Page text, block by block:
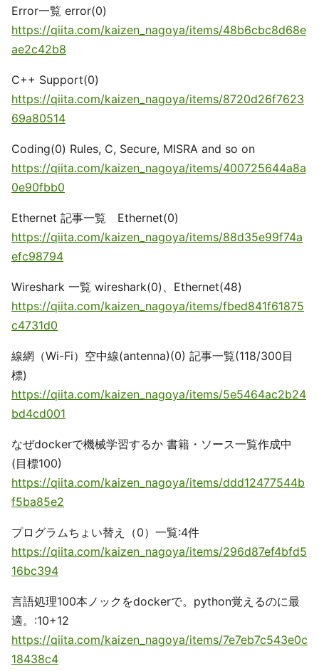
Error一覧 error(0)
https://qiita.com/kaizen_nagoya/items/48b6cbc8d68e
ae2c42b8
C++ Support(0)
https://qiita.com/kaizen_nagoya/items/8720d26f7623
69a80514
Coding(0) Rules, C, Secure, MISRA and so on
https://qiita.com/kaizen_nagoya/items/400725644a8a
0e90fbb0
Ethernet 記事一覧 Ethernet(0)
https://qiita.com/kaizen_nagoya/items/88d35e99f74a
efc98794
Wireshark 一覧 wireshark(0)、Ethernet(48)
https://qiita.com/kaizen_nagoya/items/fbed841f61875
c4731d0
線網（Wi-Fi）空中線(antenna)(0) 記事一覧(118/300目
標)
https://qiita.com/kaizen_nagoya/items/5e5464ac2b24
bd4cd001
なぜdockerで機械学習するか 書籍・ソース一覧作成中
(目標100)
https://qiita.com/kaizen_nagoya/items/ddd12477544b
f5ba85e2
プログラムちょい替え（0）一覧:4件
https://qiita.com/kaizen_nagoya/items/296d87ef4bfd5
16bc394
言語処理100本ノックをdockerで。python覚えるのに最
適。:10+12
https://qiita.com/kaizen_nagoya/items/7e7eb7c543e0c
18438c4